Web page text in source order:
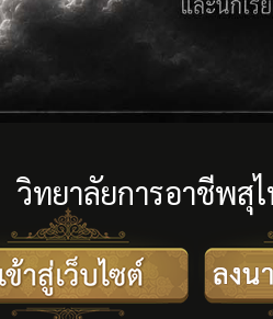
วิทยาลัยการอาชีพสุ